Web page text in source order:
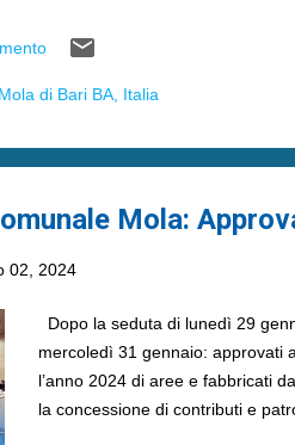
di Bari BA, Italia
Mola:
02, 2024
Dopo la seduta di lunedì 29
mercoledì 31 gennaio: approvati
l’anno 2024 di aree e fabbricati
la concessione di contributi e